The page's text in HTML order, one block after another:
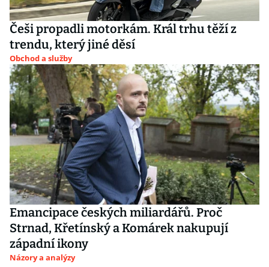
Češi propadli motorkám. Král trhu těží z
trendu, který jiné děsí
Obchod a služby
Emancipace českých miliardářů. Proč
Strnad, Křetínský a Komárek nakupují
západní ikony
Názory a analýzy